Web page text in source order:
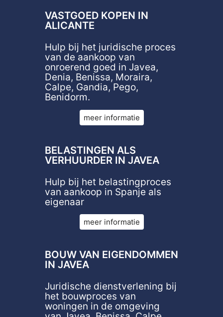
VASTGOED KOPEN IN
ALICANTE
Hulp bij het juridische proces
van de aankoop van
onroerend goed in Javea,
Denia, Benissa, Moraira,
Calpe, Gandia, Pego,
Benidorm.
meer informatie
BELASTINGEN ALS
VERHUURDER IN JAVEA
Hulp bij het belastingproces
van aankoop in Spanje als
eigenaar
meer informatie
BOUW VAN EIGENDOMMEN
IN JAVEA
Juridische dienstverlening bij
het bouwproces van
woningen in de omgeving